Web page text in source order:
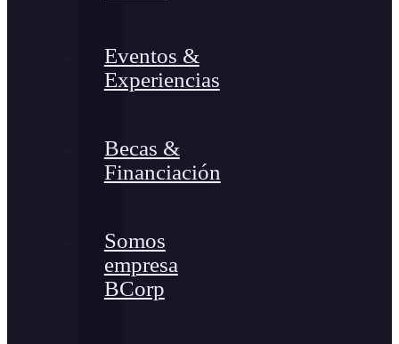
Eventos &
Experiencias
Becas &
Financiación
Somos
empresa
BCorp